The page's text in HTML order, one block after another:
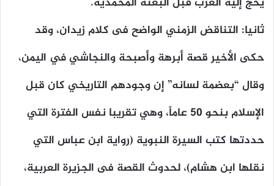
ثانيا: التناقض الزمني الواضح فى كلام زيدان، وقد
حكى الأخير قصة أبرهة وأصبحة والنجاشي في اليمن،
وقال “بعضمة لسانه” إن وجودهم التاريخي كان قبل
الإسلام بنحو 50 عاماً، وهي تقريبا نفس الفترة التي
حددتها كتب السيرة النبوية (رواية ابن عباس التي
نقلها ابن هشام)، لحدوث القصة فى الجزيرة العربية،